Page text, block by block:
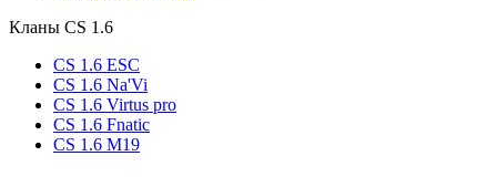
Кланы СS 1.6
CS 1.6 ESC
CS 1.6 Na'Vi
CS 1.6 Virtus pro
CS 1.6 Fnatic
CS 1.6 M19